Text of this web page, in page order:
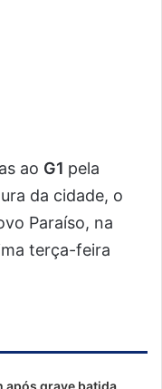
ao G1 pela
da cidade, o
Paraíso, na
terça-feira
após grave batida